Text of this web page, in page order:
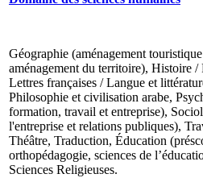
Géographie (aménagement
aménagement du territoire), Histoire /
Lettres françaises / Langue et
Philosophie et civilisation arabe,
formation, travail et entreprise),
l'entreprise et relations publiques),
Théâtre, Traduction, Éducation
orthopédagogie, sciences de
Sciences Religieuses.